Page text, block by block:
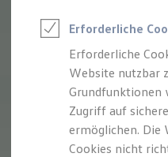
Elektroauto
Kleinwagen-
Leasing
Finanzierung
Autokredit
Versicherungen
Kfz-
Garantien
Erforderliche
Erforderliche
Website nutzbar
Grundfunktionen
Zugriff auf
ermöglichen. Die
Cookies nicht